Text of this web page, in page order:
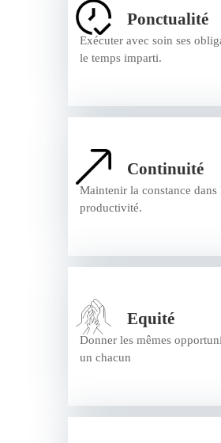
Ponctualité
Exécuter avec soin ses
le temps imparti.
Continuité
Maintenir la constance dans
productivité.
Equité
Donner les mêmes
un chacun